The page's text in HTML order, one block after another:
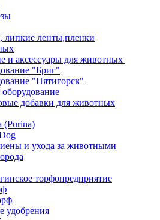
липкие ленты,пленки
и аксессуары для животных
"Бриг"
"Пятигорск"
добавки для животных
(Purina)
и ухода за животными
торфопредприятие
удобрения